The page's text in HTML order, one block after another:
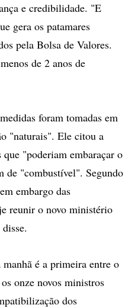
e credibilidade. "E
gera os patamares
pela Bolsa de Valores.
de 2 anos de
foram tomadas em
"naturais". Ele citou a
"poderiam embaraçar o
de "combustível". Segundo
embargo das
reunir o novo ministério
é a primeira entre o
onze novos ministros
dos